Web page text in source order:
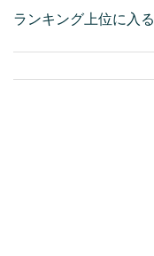
ランキング上位に入